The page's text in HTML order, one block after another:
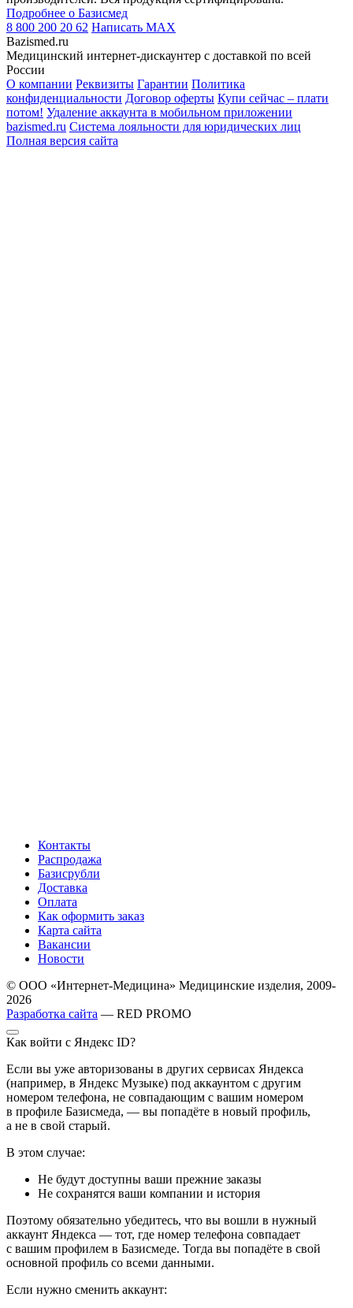
Подробнее о Базисмед
8 800 200 20 62 Написать MAX
Bazismed.ru
Медицинский интернет-дискаунтер с доставкой по всей
России
О компании Реквизиты Гарантии Политика
конфиденциальности Договор оферты Купи сейчас – плати
потом! Удаление аккаунта в мобильном приложении
bazismed.ru Система лояльности для юридических лиц
Полная версия сайта
Контакты
Распродажа
Базисрубли
Доставка
Оплата
Как оформить заказ
Карта сайта
Вакансии
Новости
© ООО «Интернет-Медицина» Медицинские изделия, 2009-
2026
Разработка сайта — RED PROMO
Как войти с Яндекс ID?
Если вы уже авторизованы в других сервисах Яндекса
(например, в Яндекс Музыке) под аккаунтом с другим
номером телефона, не совпадающим с вашим номером
в профиле Базисмеда, — вы попадёте в новый профиль,
а не в свой старый.
В этом случае:
Не будут доступны ваши прежние заказы
Не сохранятся ваши компании и история
Поэтому обязательно убедитесь, что вы вошли в нужный
аккаунт Яндекса — тот, где номер телефона совпадает
с вашим профилем в Базисмеде. Тогда вы попадёте в свой
основной профиль со всеми данными.
Если нужно сменить аккаунт: